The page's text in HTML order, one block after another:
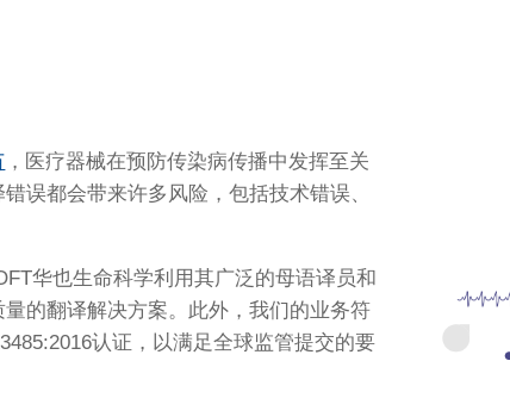
，医疗器械在预防传染病传播中发挥至关
误都会带来许多风险，包括技术错误、
华也生命科学利用其广泛的母语译员和
的翻译解决方案。此外，我们的业务符
认证，以满足全球监管提交的要